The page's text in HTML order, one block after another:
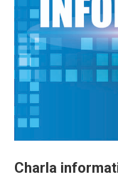
Charla